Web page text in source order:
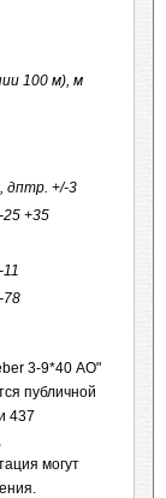
100 м), м
дптр. +/-3
+35
78
3-9*40 АО"
публичной
437
могут